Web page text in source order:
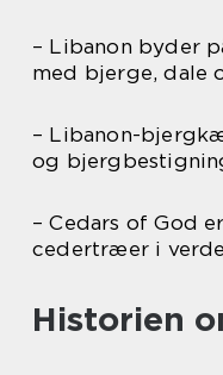
– Libanon byder
med bjerge, dale
– Libanon-
og
– Cedars of God
cedertræer i
Historien